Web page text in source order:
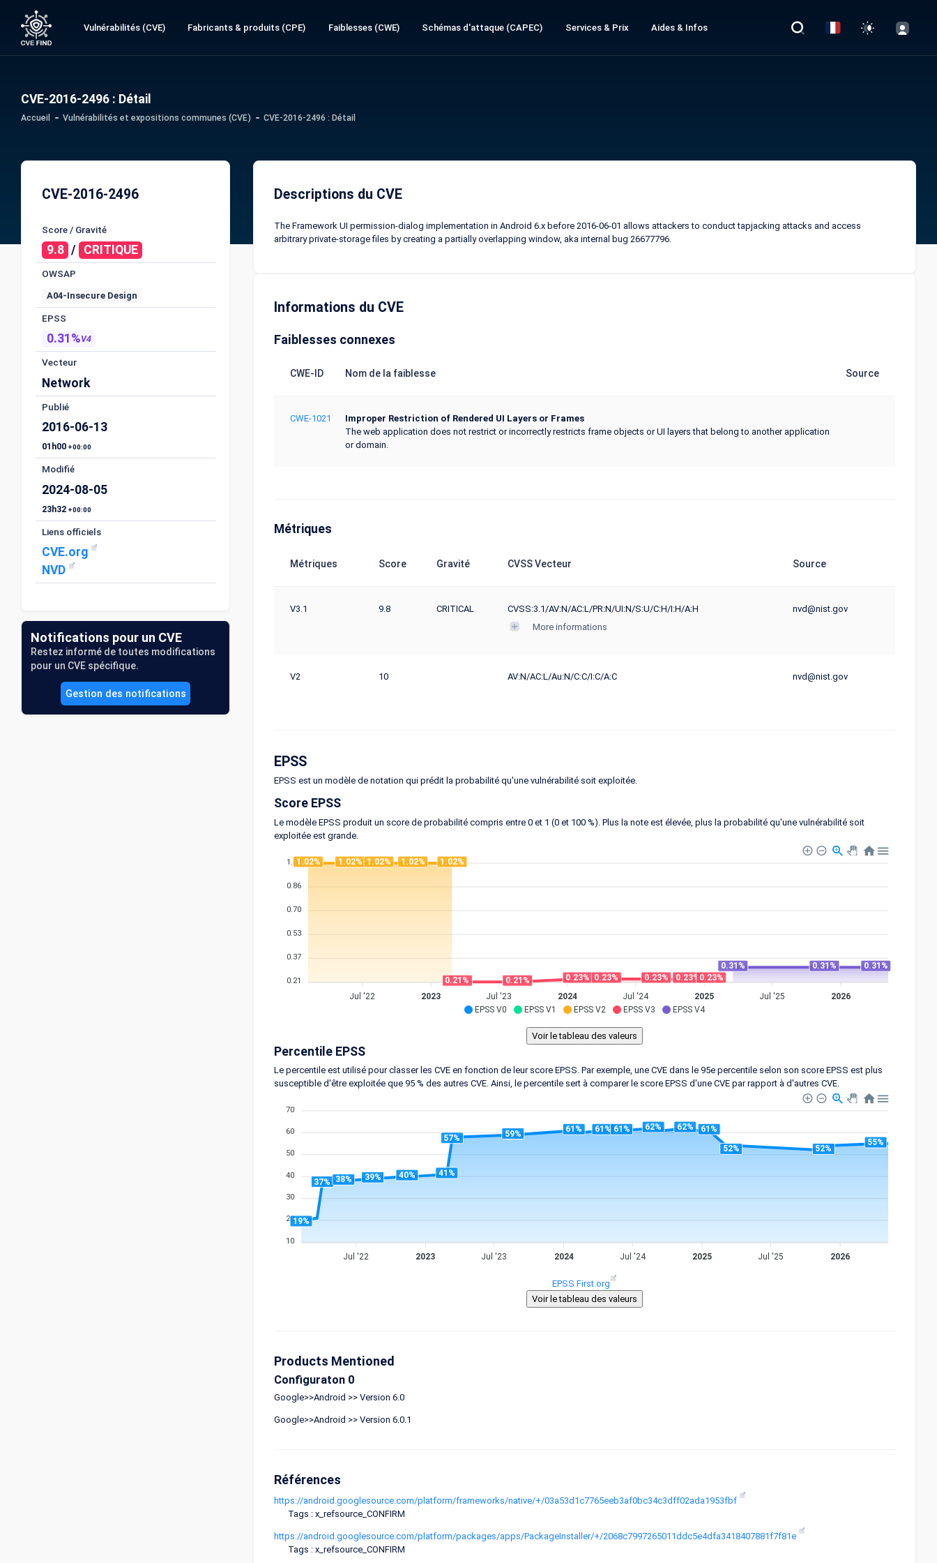
Vulnérabilités (CVE) Fabricants & produits (CPE) Faiblesses (CWE) Schémas d'attaque (CAPEC) Services & Prix Aides & Infos
CVE-2016-2496 : Détail
Accueil Vulnérabilités et expositions communes (CVE) CVE-2016-2496 : Détail
CVE-2016-2496
Score / Gravité
9.8 / CRITIQUE
OWSAP
A04-Insecure Design
EPSS
0.31%V4
Vecteur
Network
Publié
2016-06-13
01h00 +00:00
Modifié
2024-08-05
23h32 +00:00
Liens officiels
CVE.org
NVD
Notifications pour un CVE
Restez informé de toutes modifications
pour un CVE spécifique.
Gestion des notifications
Descriptions du CVE
The Framework UI permission-dialog implementation in Android 6.x before 2016-06-01 allows attackers to conduct tapjacking attacks and access
arbitrary private-storage files by creating a partially overlapping window, aka internal bug 26677796.
Informations du CVE
Faiblesses connexes
CWE-ID Nom de la faiblesse Source
CWE-1021
Improper Restriction of Rendered UI Layers or Frames
The web application does not restrict or incorrectly restricts frame objects or UI layers that belong to another application
or domain.
Métriques
Métriques Score Gravité CVSS Vecteur Source
V3.1 9.8 CRITICAL
CVSS:3.1/AV:N/AC:L/PR:N/UI:N/S:U/C:H/I:H/A:H
More informations
nvd@nist.gov
V2 10 AV:N/AC:L/Au:N/C:C/I:C/A:C nvd@nist.gov
EPSS
EPSS est un modèle de notation qui prédit la probabilité qu'une vulnérabilité soit exploitée.
Score EPSS
Le modèle EPSS produit un score de probabilité compris entre 0 et 1 (0 et 100 %). Plus la note est élevée, plus la probabilité qu'une vulnérabilité soit
exploitée est grande.
EPSS V0 EPSS V1 EPSS V2 EPSS V3 EPSS V4
1.02
0.86
0.70
0.53
0.37
0.21
1.02% 1.02% 1.02% 1.02% 1.02%
0.21% 0.21% 0.23% 0.23% 0.23% 0.23% 0.23%
0.31% 0.31% 0.31%
Jul '22 2023 Jul '23 2024 Jul '24 2025 Jul '25 2026
Percentile EPSS
Le percentile est utilisé pour classer les CVE en fonction de leur score EPSS. Par exemple, une CVE dans le 95e percentile selon son score EPSS est plus
susceptible d'être exploitée que 95 % des autres CVE. Ainsi, le percentile sert à comparer le score EPSS d'une CVE par rapport à d'autres CVE.
70
60
50
40
30
20
10
19%
37% 38% 39% 40% 41%
57% 59% 61% 61% 61% 62% 62% 61%
52% 52%
55%
Jul '22 2023 Jul '23 2024 Jul '24 2025 Jul '25 2026
EPSS First.org
Products Mentioned
Configuraton 0
Google>>Android >> Version 6.0
Google>>Android >> Version 6.0.1
Références
https://android.googlesource.com/platform/frameworks/native/+/03a53d1c7765eeb3af0bc34c3dff02ada1953fbf
Tags : x_refsource_CONFIRM
https://android.googlesource.com/platform/packages/apps/PackageInstaller/+/2068c7997265011ddc5e4dfa3418407881f7f81e
Tags : x_refsource_CONFIRM